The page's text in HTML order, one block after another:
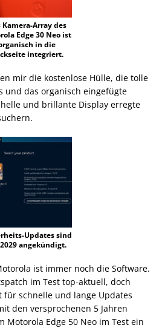
Kamera-Array des
Edge 30 Neo ist
in die
integriert.
mir die kostenlose Hülle, die tolle
und das organisch eingefügte
helle und brillante Display erregte
Updates sind
angekündigt.
ist immer noch die Software.
im Test top-aktuell, doch
für schnelle und lange Updates
den versprochenen 5 Jahren
Motorola Edge 50 Neo im Test ein